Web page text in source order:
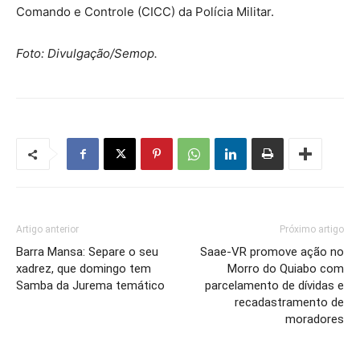
Comando e Controle (CICC) da Polícia Militar.
Foto: Divulgação/Semop.
Artigo anterior
Barra Mansa: Separe o seu
xadrez, que domingo tem
Samba da Jurema temático
Próximo artigo
Saae-VR promove ação no
Morro do Quiabo com
parcelamento de dívidas e
recadastramento de
moradores